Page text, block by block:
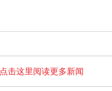
点击这里阅读更多新闻